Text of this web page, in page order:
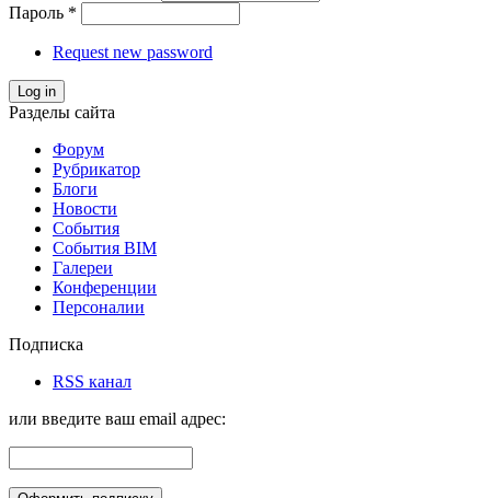
Пароль *
Request new password
Log in
Разделы сайта
Форум
Рубрикатор
Блоги
Новости
События
События BIM
Галереи
Конференции
Персоналии
Подписка
RSS канал
или введите ваш email адрес: